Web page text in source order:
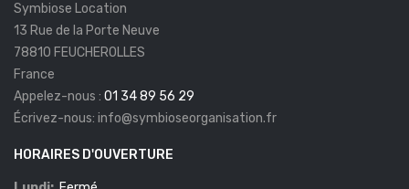
Symbiose Location
13 Rue de la Porte Neuve
78810 FEUCHEROLLES
France
Appelez-nous : 01 34 89 56 29
Écrivez-nous: info@symbioseorganisation.fr
HORAIRES D'OUVERTURE